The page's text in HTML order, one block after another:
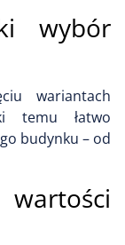
wybór
wariantach
temu łatwo
budynku – od